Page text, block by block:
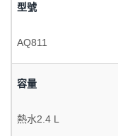
型號
AQ811
容量
熱水2.4 L